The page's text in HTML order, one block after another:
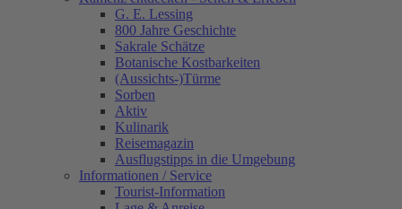
G. E. Lessing
800 Jahre Geschichte
Sakrale Schätze
Botanische Kostbarkeiten
(Aussichts-)Türme
Sorben
Aktiv
Kulinarik
Reisemagazin
Ausflugstipps in die Umgebung
Informationen / Service
Tourist-Information